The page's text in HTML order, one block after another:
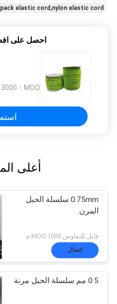
elastic cord,nylon elastic cord
احصل على
MOQ：
3000 M
أعلى
0.75mm سلسلة الحبل
المرن
قابل للتفاوض MOQ:1000 م
اتصال
0.5 مم سلسلة الحبل مرنة